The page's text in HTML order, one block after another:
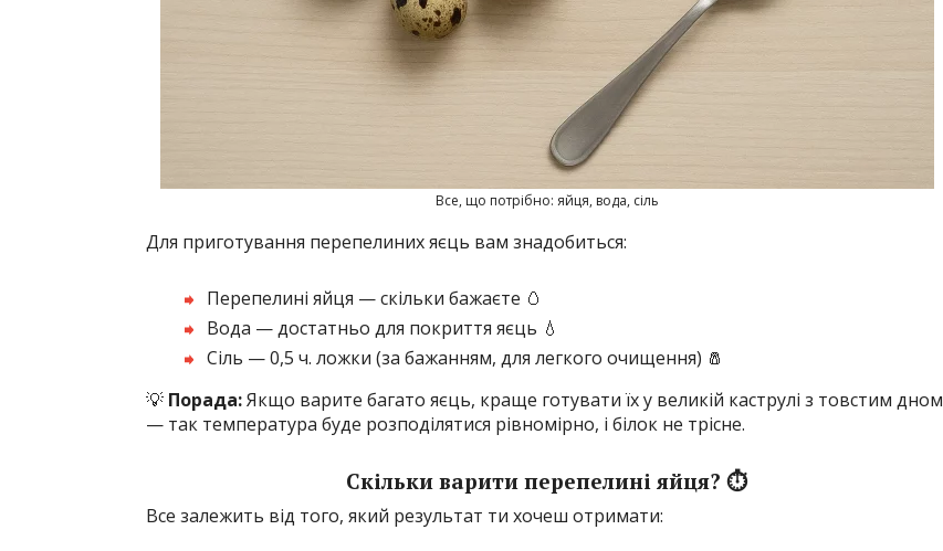
Все, що потрібно: яйця, вода, сіль
Для приготування перепелиних яєць вам знадобиться:
Перепелині яйця — скільки бажаєте 🥚
Вода — достатньо для покриття яєць 💧
Сіль — 0,5 ч. ложки (за бажанням, для легкого очищення) 🧂
💡 Порада:Якщо варите багато яєць, краще готувати їх у великій каструлі з товстим дном
— так температура буде розподілятися рівномірно, і білок не трісне.
Скільки варити перепелині яйця? ⏱️
Все залежить від того, який результат ти хочеш отримати: